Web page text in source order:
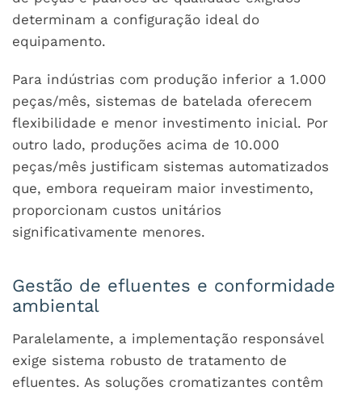
determinam a configuração ideal do
equipamento.
Para indústrias com produção inferior a 1.000
peças/mês, sistemas de batelada oferecem
flexibilidade e menor investimento inicial. Por
outro lado, produções acima de 10.000
peças/mês justificam sistemas automatizados
que, embora requeiram maior investimento,
proporcionam custos unitários
significativamente menores.
Gestão de efluentes e conformidade
ambiental
Paralelamente, a implementação responsável
exige sistema robusto de tratamento de
efluentes. As soluções cromatizantes contêm